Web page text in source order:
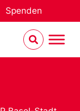
Spenden